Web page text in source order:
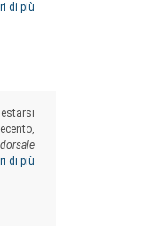
le
di
di più
dorsale
di più